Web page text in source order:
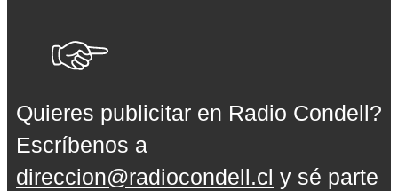
Quieres publicitar en Radio Condell?
Escríbenos a
direccion@radiocondell.cl y sé parte